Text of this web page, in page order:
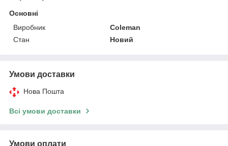
Основні
Виробник
Coleman
Стан
Новий
Умови доставки
Нова Пошта
Всі умови доставки
Умови оплати